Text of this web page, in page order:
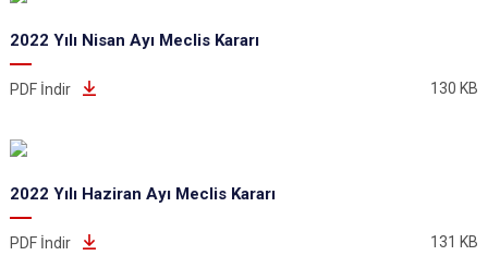
2022 Yılı Nisan Ayı Meclis Kararı
PDF İndir 130 KB
2022 Yılı Haziran Ayı Meclis Kararı
PDF İndir 131 KB